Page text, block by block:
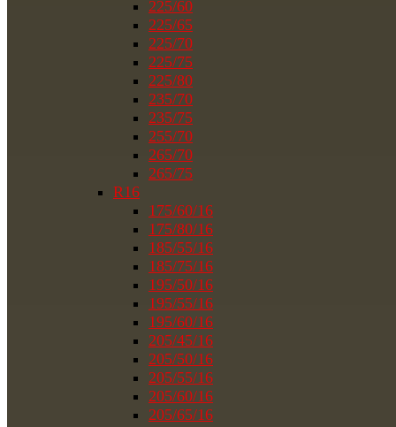
225/60
225/65
225/70
225/75
225/80
235/70
235/75
255/70
265/70
265/75
R16
175/60/16
175/80/16
185/55/16
185/75/16
195/50/16
195/55/16
195/60/16
205/45/16
205/50/16
205/55/16
205/60/16
205/65/16